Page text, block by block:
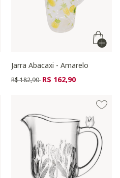
Jarra Abacaxi - Amarelo
Preço reduzido de
R$ 182,90 para
R$ 162,90